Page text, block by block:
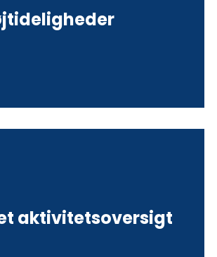
aktivitetsoversigt